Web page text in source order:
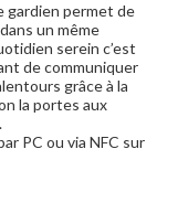
gardien permet de
un même
serein c’est
de communiquer
grâce à la
la portes aux
PC ou via NFC sur